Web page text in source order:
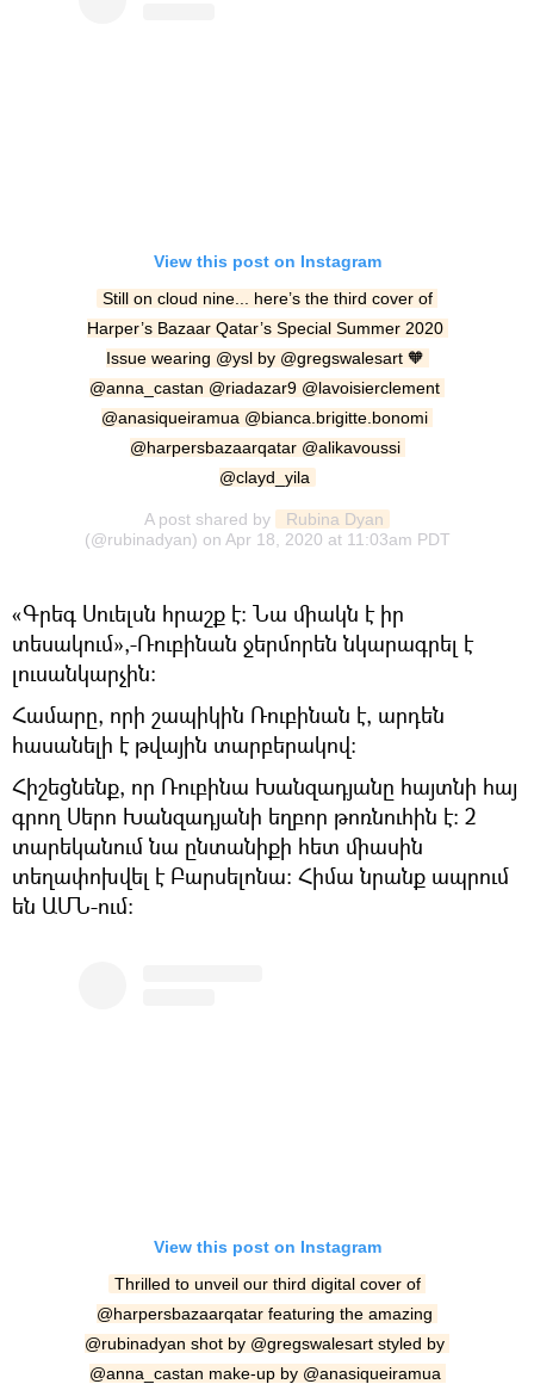
View this post on Instagram
Still on cloud nine... here’s the third cover of
Harper’s Bazaar Qatar’s Special Summer 2020
Issue wearing @ysl by @gregswalesart 🧡
@anna_castan @riadazar9 @lavoisierclement
@anasiqueiramua @bianca.brigitte.bonomi
@harpersbazaarqatar @alikavoussi
@clayd_yila
A post shared by
Rubina Dyan
(@rubinadyan) on Apr 18, 2020 at 11:03am PDT
«Գրեգ Սուելսն հրաշք է։ Նա միակն է իր
տեսակում»,-Ռուբինան ջերմորեն նկարագրել է
լուսանկարչին։
Համարը, որի շապիկին Ռուբինան է, արդեն
հասանելի է թվային տարբերակով։
Հիշեցնենք, որ Ռուբինա Խանզադյանը հայտնի հայ
գրող Սերո Խանզադյանի եղբոր թոռնուհին է։ 2
տարեկանում նա ընտանիքի հետ միասին
տեղափոխվել է Բարսելոնա։ Հիմա նրանք ապրում
են ԱՄՆ-ում։
View this post on Instagram
Thrilled to unveil our third digital cover of
@harpersbazaarqatar featuring the amazing
@rubinadyan shot by @gregswalesart styled by
@anna_castan make-up by @anasiqueiramua